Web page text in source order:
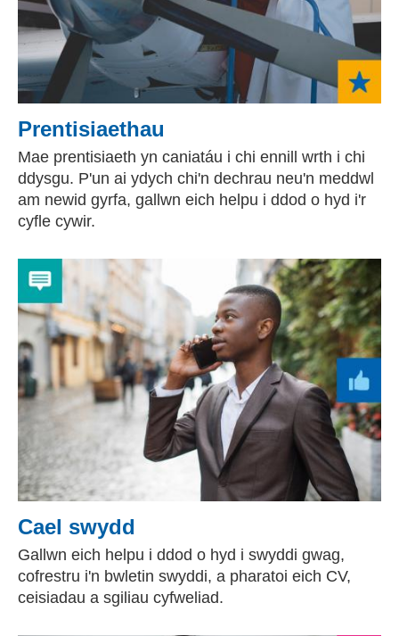
Prentisiaethau
Mae prentisiaeth yn caniatáu i chi ennill wrth i chi
ddysgu. P'un ai ydych chi'n dechrau neu'n meddwl
am newid gyrfa, gallwn eich helpu i ddod o hyd i'r
cyfle cywir.
Cael swydd
Gallwn eich helpu i ddod o hyd i swyddi gwag,
cofrestru i'n bwletin swyddi, a pharatoi eich CV,
ceisiadau a sgiliau cyfweliad.